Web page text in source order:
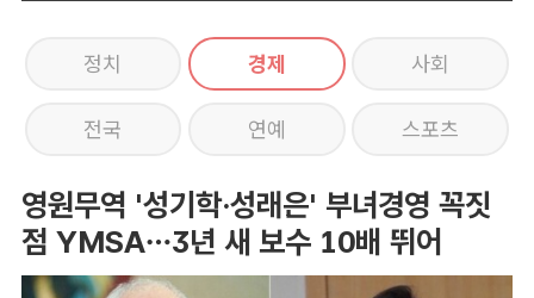
정치 경제 사회
전국 연예 스포츠
영원무역 '성기학·성래은' 부녀경영 꼭짓
점 YMSA…3년 새 보수 10배 뛰어